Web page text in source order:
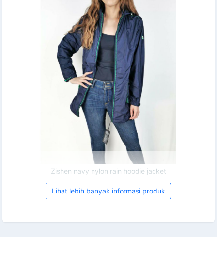
Zishen navy nylon rain hoodie jacket
Lihat lebih banyak informasi produk